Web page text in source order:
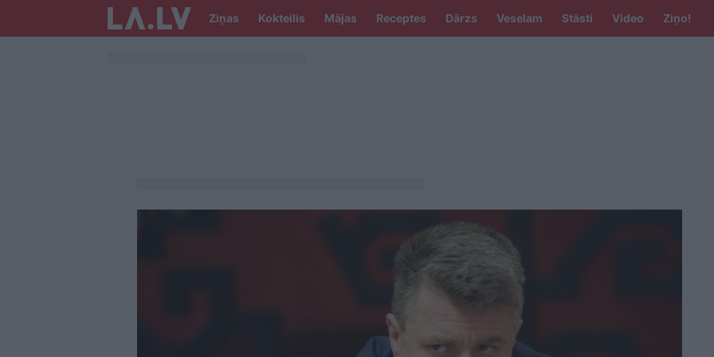
Ziņas Kokteilis Mājas Receptes Dārzs Veselam Stāsti Video Ziņo!